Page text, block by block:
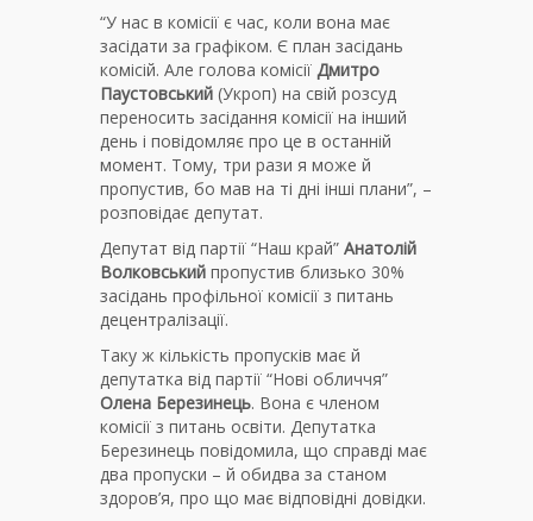
“У нас в комісії є час, коли вона має
засідати за графіком. Є план засідань
комісій. Але голова комісії Дмитро
Паустовський (Укроп) на свій розсуд
переносить засідання комісії на інший
день і повідомляє про це в останній
момент. Тому, три рази я може й
пропустив, бо мав на ті дні інші плани”, –
розповідає депутат.
Депутат від партії “Наш край” Анатолій
Волковський пропустив близько 30%
засідань профільної комісії з питань
децентралізації.
Таку ж кількість пропусків має й
депутатка від партії “Нові обличчя”
Олена Березинець. Вона є членом
комісії з питань освіти. Депутатка
Березинець повідомила, що справді має
два пропуски – й обидва за станом
здоров’я, про що має відповідні довідки.